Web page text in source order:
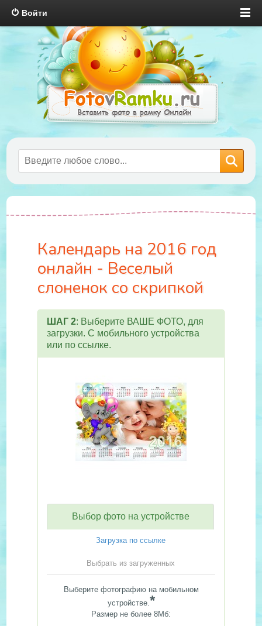
Войти
Календарь на 2016 год
онлайн - Веселый
слоненок со скрипкой
ШАГ 2: Выберите ВАШЕ ФОТО, для
загрузки. С мобильного устройства
или по ссылке.
Выбор фото на устройстве
Загрузка по ссылке
Выбрать из загруженных
Выберите фотографию на мобильном
устройстве.*
Размер не более 8Мб: